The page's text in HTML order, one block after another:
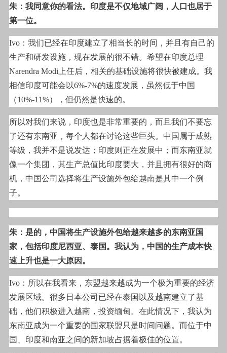
朱：我同意你的看法。印度是不仅地域广阔，人口也居于
第一位。
Ivo ：我们已经在印度建立了相当长的时间，并且有自己的
生产和研发设施，现在发展的很不错。希望在印度总理
Narendra Modi上任后，相关的基础设施将很快被建成。我
相信印度可能会以6%-7%的速度发展，虽然低于中国
（10%-11%），但仍然是快速的。
所以对我们来说，印度也是非常重要的，而且我们不要忘
了还有东南亚，每个人都在讨论这些巨头。中国属于成熟
等级，我并不是说发达；印度则正在发展中；而东南亚就
像一个集团，其生产总值比印度要大，并且拥有很好的商
机，中国公司选择将生产设施外包给越南是其中一个例
子。
朱：是的，中国将生产设施外包给越来越多的东南亚国
家，包括印度尼西亚、泰国。我认为，中国的生产成本快
速上升也是一大原因。
Ivo ：所以在我看来，东盟越来越成为一个极为重要的经济
发展区域。很多日本公司已经在泰国以及越南建立了基
础，他们积极进入越南，投资缅甸。在此情况下，我认为
东南亚成为一个重要的国家联盟只是时间问题。而位于中
国、印度和南亚之间的新加坡占据着极佳的位置。